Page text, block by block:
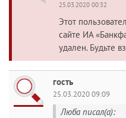
25.03.2020 00:32
Этот
сайте ИА
удален. Будьте
гость
25.03.2020 09:09
Люба писал(а):